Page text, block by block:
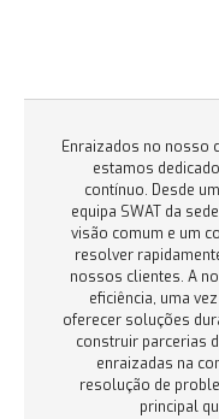
Enraizados no nosso
estamos
contínuo. Desde
equipa SWAT da
visão comum e um
resolver
nossos clientes. A
eficiência, uma
oferecer soluções
construir parcerias
enraizadas na
resolução de
principal